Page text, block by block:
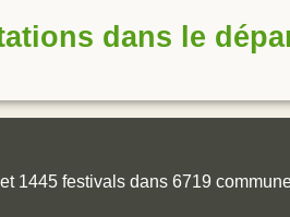
dans le
1445 festivals dans 6719